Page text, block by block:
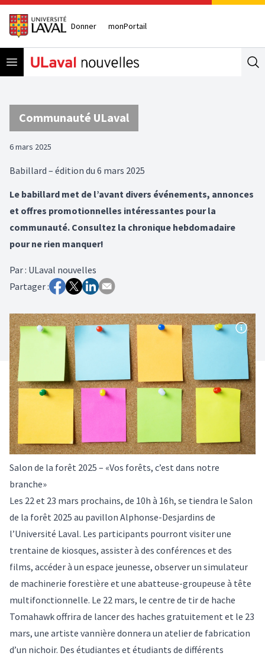
Donner monPortail
Open menu
Communauté ULaval
6 mars 2025
Babillard – édition du 6 mars 2025
Le babillard met de l’avant divers événements, annonces
et offres promotionnelles intéressantes pour la
communauté. Consultez la chronique hebdomadaire
pour ne rien manquer!
Par: ULaval nouvelles
Partager :
Salon de la forêt 2025 – «Vos forêts, c’est dans notre
branche»
Les 22 et 23 mars prochains, de 10h à 16h, se tiendra le Salon
de la forêt 2025 au pavillon Alphonse-Desjardins de
l’Université Laval. Les participants pourront visiter une
trentaine de kiosques, assister à des conférences et des
films, accéder à un espace jeunesse, observer un simulateur
de machinerie forestière et une abatteuse-groupeuse à tête
multifonctionnelle. Le 22 mars, le centre de tir de hache
Tomahawk offrira de lancer des haches gratuitement et le 23
mars, une artiste vannière donnera un atelier de fabrication
d’un nichoir. Des étudiantes et étudiants de différents